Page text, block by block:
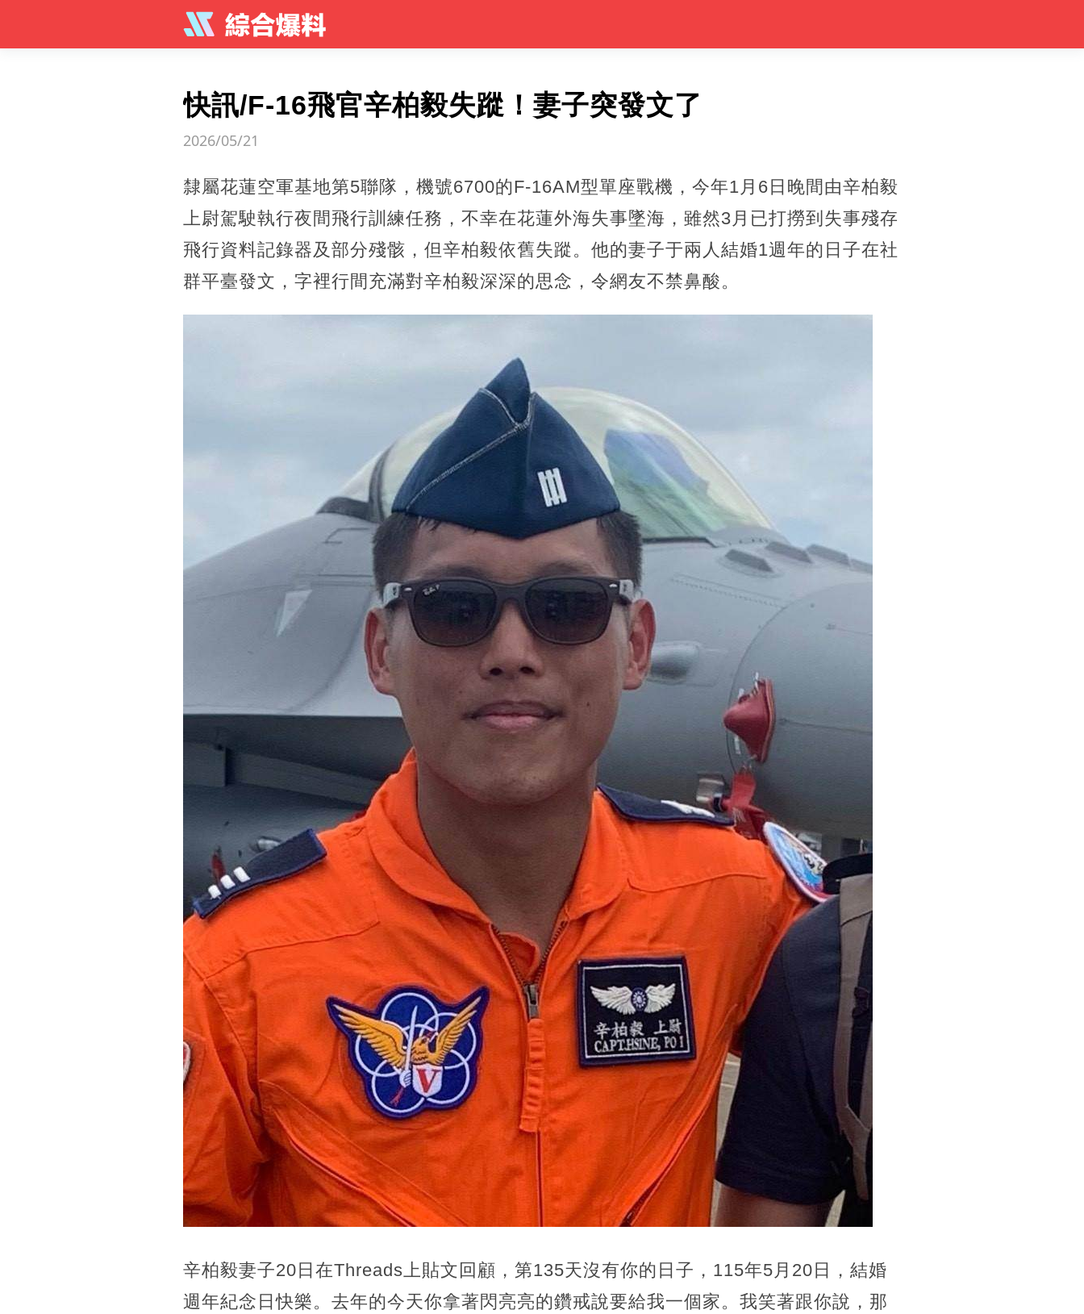
快訊/F-16飛官辛柏毅失蹤！妻子突發文了
2026/05/21
隸屬花蓮空軍基地第5聯隊，機號6700的F-16AM型單座戰機，今年1月6日晚間由辛柏毅
上尉駕駛執行夜間飛行訓練任務，不幸在花蓮外海失事墜海，雖然3月已打撈到失事殘存
飛行資料記錄器及部分殘骸，但辛柏毅依舊失蹤。他的妻子于兩人結婚1週年的日子在社
群平臺發文，字裡行間充滿對辛柏毅深深的思念，令網友不禁鼻酸。
辛柏毅妻子20日在Threads上貼文回顧，第135天沒有你的日子，115年5月20日，結婚
週年紀念日快樂。去年的今天你拿著閃亮亮的鑽戒說要給我一個家。我笑著跟你說，那